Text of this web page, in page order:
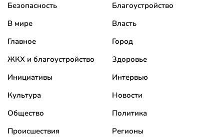
Безопасность
Благоустройство
В мире
Власть
Главное
Город
ЖКХ и благоустройство
Здоровье
Инициативы
Интервью
Культура
Новости
Общество
Политика
Происшествия
Регионы